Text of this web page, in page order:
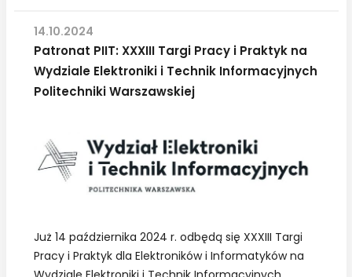
danych
w
robotyce
dobie
AI
Act
i
Patronat PIIT: XXXIII Targi Pracy i Praktyk na
Wydziale Elektroniki i Technik Informacyjnych
Politechniki Warszawskiej
Już 14 października 2024 r. odbędą się XXXIII Targi
Pracy i Praktyk dla Elektroników i Informatyków na
14.10.2024